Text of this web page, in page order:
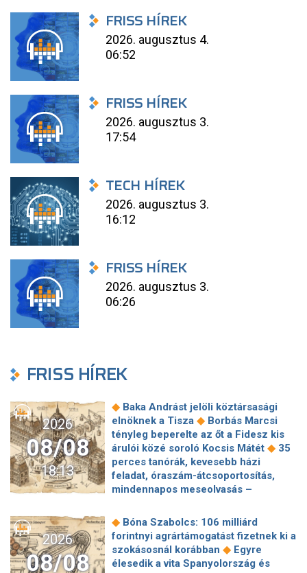
FRISS HÍREK
2026. augusztus 4.
06:52
FRISS HÍREK
2026. augusztus 3.
17:54
TECH HÍREK
2026. augusztus 3.
16:12
FRISS HÍREK
2026. augusztus 3.
06:26
FRISS HÍREK
2026
08/08
18:13
◆ Baka Andrást jelöli köztársasági
elnöknek a Tisza ◆ Borbás Marcsi
tényleg beperelte az őt a Fidesz kis
árulói közé soroló Kocsis Mátét ◆ 35
perces tanórák, kevesebb házi
feladat, óraszám-átcsoportosítás,
mindennapos meseolvasás –
tagozatos javaslatcsomagja
Lemond és az egyetemről is távozik
az Ádám Zoltánt kirúgó corvinusos
rektorhelyettes
2026
08/08
◆ Bóna Szabolcs: 106 milliárd
forintnyi agrártámogatást fizetnek ki a
szokásosnál korábban ◆ Egyre
élesedik a vita Spanyolország és